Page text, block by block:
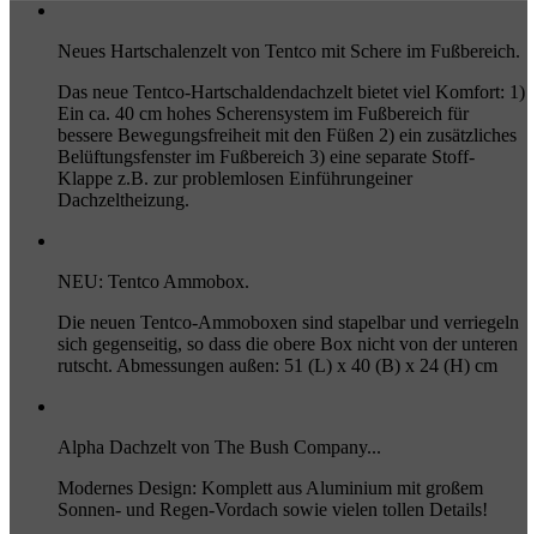
Neues Hartschalenzelt von Tentco mit Schere im Fußbereich.
Das neue Tentco-Hartschaldendachzelt bietet viel Komfort: 1)
Ein ca. 40 cm hohes Scherensystem im Fußbereich für
bessere Bewegungsfreiheit mit den Füßen 2) ein zusätzliches
Belüftungsfenster im Fußbereich 3) eine separate Stoff-
Klappe z.B. zur problemlosen Einführungeiner
Dachzeltheizung.
NEU: Tentco Ammobox.
Die neuen Tentco-Ammoboxen sind stapelbar und verriegeln
sich gegenseitig, so dass die obere Box nicht von der unteren
rutscht. Abmessungen außen: 51 (L) x 40 (B) x 24 (H) cm
Alpha Dachzelt von The Bush Company...
Modernes Design: Komplett aus Aluminium mit großem
Sonnen- und Regen-Vordach sowie vielen tollen Details!